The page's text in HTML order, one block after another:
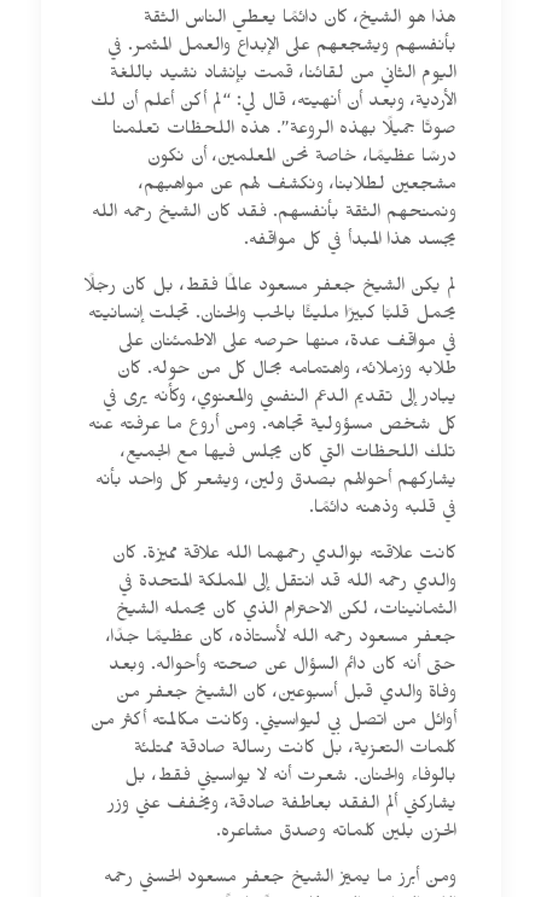
هذا هو الشيخ، كان دائمًا يعطي الناس الثقة
بأنفسهم ويشجعهم على الإبداع والعمل المثمر. في
اليوم الثاني من لقائنا، قمت بإنشاد نشيد باللغة
الأردية، وبعد أن أنهيته، قال لي: “لم أكن أعلم أن لك
صوتًا جميلًا بهذه الروعة”. هذه اللحظات تعلمنا
درسًا عظيمًا، خاصة نحن المعلمين، أن نكون
مشجعين لطلابنا، ونكشف لهم عن مواهبهم،
ونمنحهم الثقة بأنفسهم. فقد كان الشيخ رحمه الله
يجسد هذا المبدأ في كل مواقفه.
لم يكن الشيخ جعفر مسعود عالمًا فقط، بل كان رجلًا
يحمل قلبًا كبيرًا مليئًا بالحب والحنان. تجلت إنسانيته
في مواقف عدة، منها حرصه على الاطمئنان على
طلابه وزملائه، واهتمامه بحال كل من حوله. كان
يبادر إلى تقديم الدعم النفسي والمعنوي، وكأنه يرى في
كل شخص مسؤولية تجاهه. ومن أروع ما عرفته عنه
تلك اللحظات التي كان يجلس فيها مع الجميع،
يشاركهم أحوالهم بصدق ولين، ويشعر كل واحد بأنه
في قلبه وذهنه دائمًا.
كانت علاقته بوالدي رحمهما الله علاقة مميزة. كان
والدي رحمه الله قد انتقل إلى المملكة المتحدة في
الثمانينات، لكن الاحترام الذي كان يحمله الشيخ
جعفر مسعود رحمه الله لأستاذه، كان عظيمًا جدًا،
حتى أنه كان دائم السؤال عن صحته وأحواله. وبعد
وفاة والدي قبل أسبوعين، كان الشيخ جعفر من
أوائل من اتصل بي ليواسيني. وكانت مكالمته أكثر من
كلمات التعزية، بل كانت رسالة صادقة ممتلئة
بالوفاء والحنان. شعرت أنه لا يواسيني فقط، بل
يشاركني ألم الفقد بعاطفة صادقة، ويخفف عني وزر
الحزن بلين كلماته وصدق مشاعره.
ومن أبرز ما يميّز الشيخ جعفر مسعود الحسني رحمه